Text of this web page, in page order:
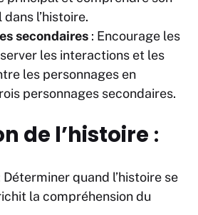
l’histoire.
secondaires : Encourage les
les interactions et les
les personnages en
personnages secondaires.
de l’histoire :
Déterminer quand l’histoire se
la compréhension du